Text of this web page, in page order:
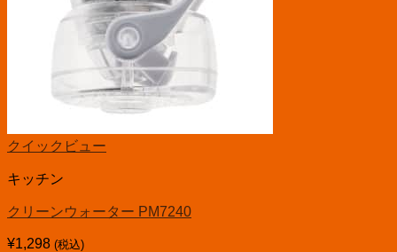
クイックビュー
キッチン
クリーンウォーター PM7240
¥1,298 (税込)